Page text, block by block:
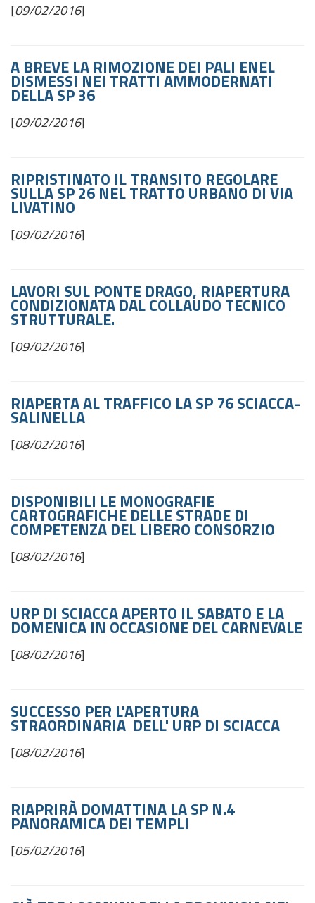
[09/02/2016]
A BREVE LA RIMOZIONE DEI PALI ENEL
DISMESSI NEI TRATTI AMMODERNATI
DELLA SP 36
[09/02/2016]
RIPRISTINATO IL TRANSITO REGOLARE
SULLA SP 26 NEL TRATTO URBANO DI VIA
LIVATINO
[09/02/2016]
LAVORI SUL PONTE DRAGO, RIAPERTURA
CONDIZIONATA DAL COLLAUDO TECNICO
STRUTTURALE.
[09/02/2016]
RIAPERTA AL TRAFFICO LA SP 76 SCIACCA-
SALINELLA
[08/02/2016]
DISPONIBILI LE MONOGRAFIE
CARTOGRAFICHE DELLE STRADE DI
COMPETENZA DEL LIBERO CONSORZIO
[08/02/2016]
URP DI SCIACCA APERTO IL SABATO E LA
DOMENICA IN OCCASIONE DEL CARNEVALE
[08/02/2016]
SUCCESSO PER L'APERTURA
STRAORDINARIA DELL' URP DI SCIACCA
[08/02/2016]
RIAPRIRÀ DOMATTINA LA SP N.4
PANORAMICA DEI TEMPLI
[05/02/2016]